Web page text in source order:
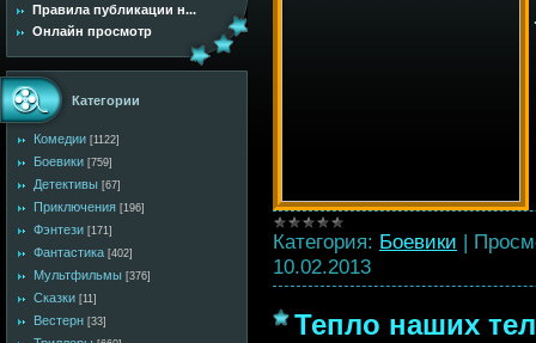
Правила публикации н...
Онлайн просмотр
Категории
Комедии [1122]
Боевики [759]
Детективы [67]
Приключения [196]
Фэнтези [171]
Фантастика [402]
Мультфильмы [376]
Сказки [11]
Вестерн [33]
Категория: Боевики |
10.02.2013
Тепло наших